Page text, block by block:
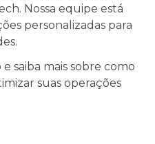
Nossa equipe está
personalizadas para
saiba mais sobre como
suas operações